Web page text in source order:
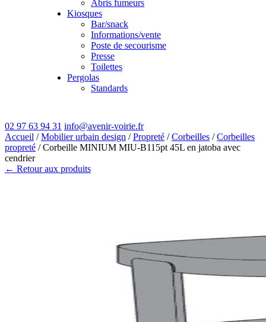
Abris fumeurs
Kiosques
Bar/snack
Informations/vente
Poste de secourisme
Presse
Toilettes
Pergolas
Standards
02 97 63 94 31 info@avenir-voirie.fr
Accueil /Mobilier urbain design /Propreté /Corbeilles /Corbeilles
propreté / Corbeille MINIUM MIU-B115pt 45L en jatoba avec
cendrier
← Retour aux produits